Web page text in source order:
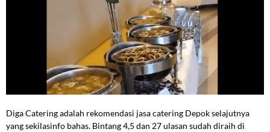
Diga Catering adalah rekomendasi jasa catering Depok selajutnya
yang sekilasinfo bahas. Bintang 4,5 dan 27 ulasan sudah diraih di